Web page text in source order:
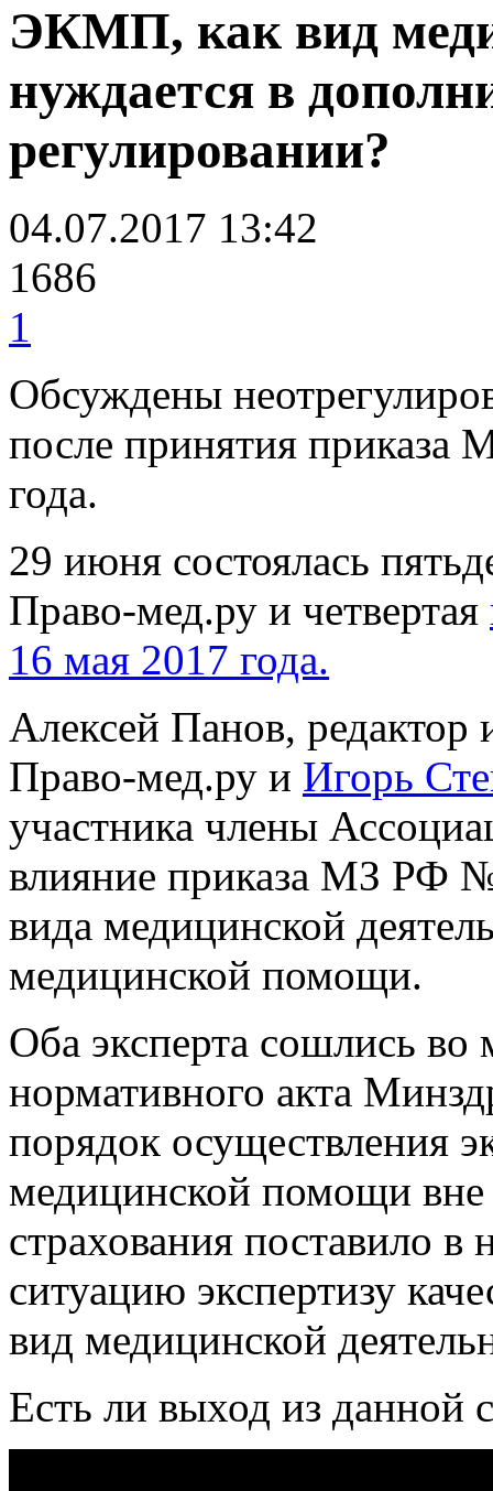
ЭКМП, как вид
нуждается в
регулировании?
04.07.2017 13:42
1686
1
Обсуждены
после принятия
года.
29 июня состоялась
Право-мед.ру и четвертая
16 мая 2017 года.
Алексей Панов,
Право-мед.ру и Игорь
участника члены
влияние приказа МЗ РФ №
вида медицинской
медицинской помощи.
Оба эксперта сошлись во
нормативного акта
порядок осуществления
медицинской помощи вне
страхования поставило
ситуацию экспертизу
вид медицинской
Есть ли выход из данной